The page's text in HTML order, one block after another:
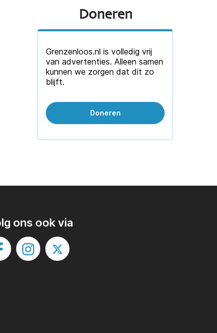
Doneren
Grenzenloos.nl is volledig vrij
van advertenties. Alleen samen
kunnen we zorgen dat dit zo
blijft.
Doneren
ons ook via